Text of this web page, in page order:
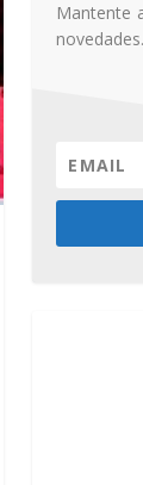
Mantente
novedades.